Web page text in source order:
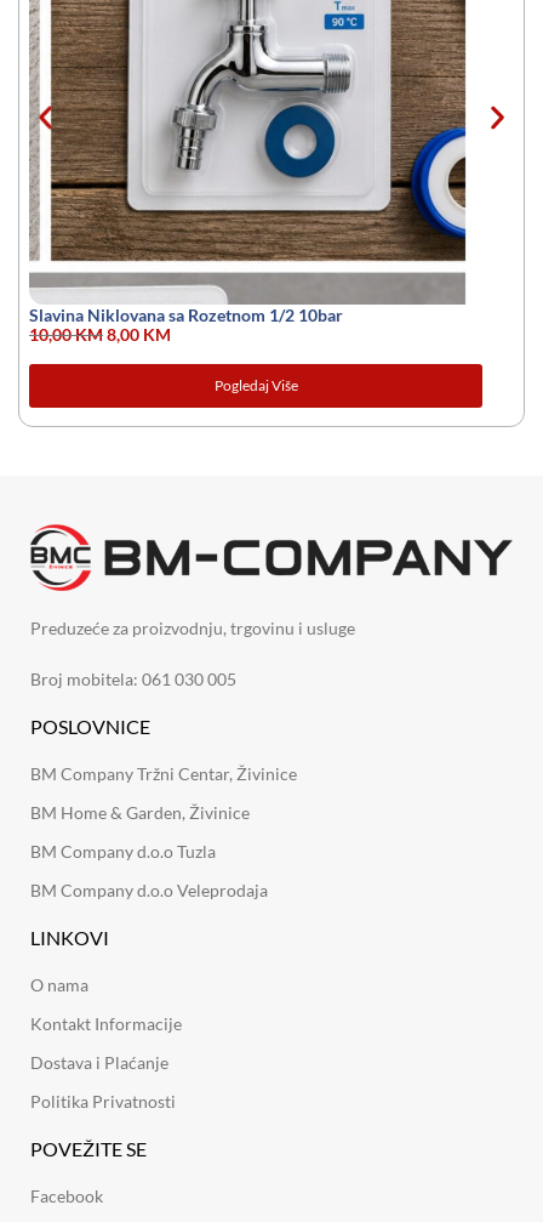
Slavina Niklovana sa Rozetnom 1/2 10bar
10,00KM8,00 KM
Pogledaj Više
Preduzeće za proizvodnju, trgovinu i usluge
Broj mobitela: 061 030 005
POSLOVNICE
BM Company Tržni Centar, Živinice
BM Home & Garden, Živinice
BM Company d.o.o Tuzla
BM Company d.o.o Veleprodaja
LINKOVI
O nama
Kontakt Informacije
Dostava i Plaćanje
Politika Privatnosti
POVEŽITE SE
Facebook